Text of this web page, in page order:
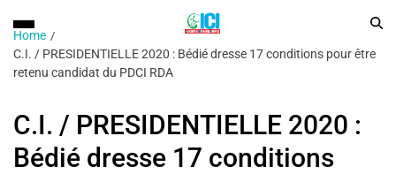
Home
C.I. / PRESIDENTIELLE 2020 : Bédié dresse 17 conditions pour être
retenu candidat du PDCI RDA
C.I. / PRESIDENTIELLE 2020 :
Bédié dresse 17 conditions